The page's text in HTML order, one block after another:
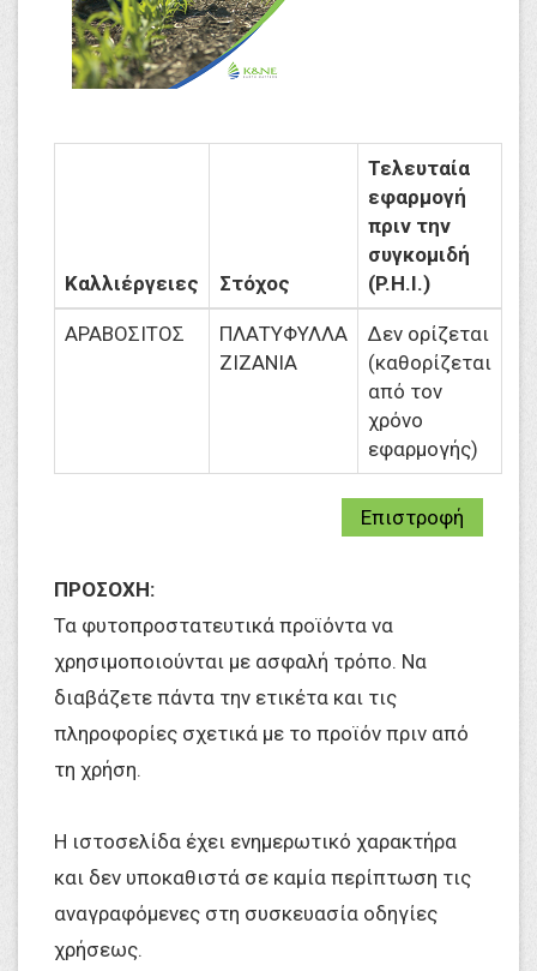
Καλλιέργειες Στόχος
Τελευταία
εφαρμογή
πριν την
συγκομιδή
(P.H.I.)
ΑΡΑΒΟΣΙΤΟΣ
ΠΛΑΤΥΦΥΛΛΑ
ΖΙΖΑΝΙΑ
Δεν ορίζεται
(καθορίζεται
από τον
χρόνο
εφαρμογής)
Επιστροφή
ΠΡΟΣΟΧΗ:
Τα φυτοπροστατευτικά προϊόντα να
χρησιμοποιούνται με ασφαλή τρόπο. Να
διαβάζετε πάντα την ετικέτα και τις
πληροφορίες σχετικά με το προϊόν πριν από
τη χρήση.
Η ιστοσελίδα έχει ενημερωτικό χαρακτήρα
και δεν υποκαθιστά σε καμία περίπτωση τις
αναγραφόμενες στη συσκευασία οδηγίες
χρήσεως.